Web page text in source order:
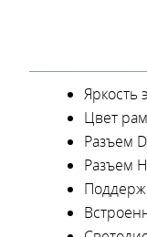
Яркость
Цвет
Разъем
Разъем